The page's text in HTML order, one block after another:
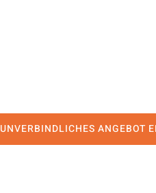
UNVERBINDLICHES ANGEBOT